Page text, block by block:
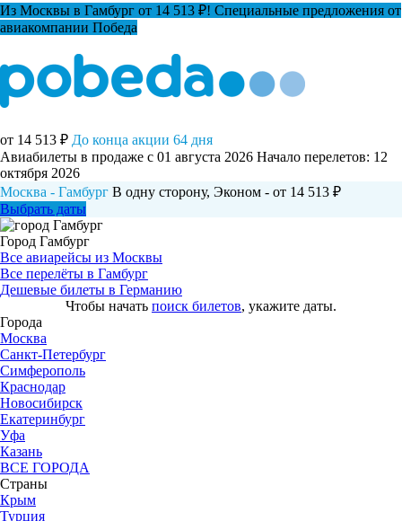
Из Москвы в Гамбург от 14 513 ₽! Специальные предложения от
авиакомпании Победа
от 14 513 ₽ До конца акции 64 дня
Авиабилеты в продаже с 01 августа 2026 Начало перелетов: 12
октября 2026
Москва - Гамбург В одну сторону, Эконом - от 14 513 ₽
Выбрать даты
Город Гамбург
Все авиарейсы из Москвы
Все перелёты в Гамбург
Дешевые билеты в Германию
Чтобы начать поиск билетов, укажите даты.
Города
Москва
Санкт-Петербург
Симферополь
Краснодар
Новосибирск
Екатеринбург
Уфа
Казань
ВСЕ ГОРОДА
Страны
Крым
Турция